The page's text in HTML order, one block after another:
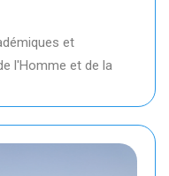
et
l'Homme et de la